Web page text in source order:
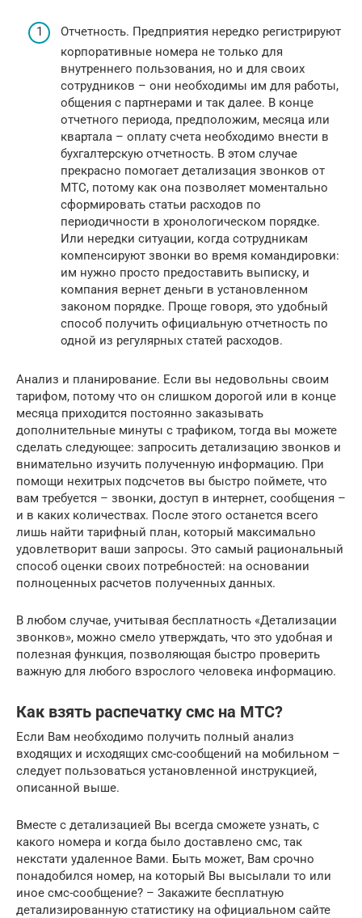
Отчетность. Предприятия нередко регистрируют
корпоративные номера не только для
внутреннего пользования, но и для своих
сотрудников – они необходимы им для работы,
общения с партнерами и так далее. В конце
отчетного периода, предположим, месяца или
квартала – оплату счета необходимо внести в
бухгалтерскую отчетность. В этом случае
прекрасно помогает детализация звонков от
МТС, потому как она позволяет моментально
сформировать статьи расходов по
периодичности в хронологическом порядке.
Или нередки ситуации, когда сотрудникам
компенсируют звонки во время командировки:
им нужно просто предоставить выписку, и
компания вернет деньги в установленном
законом порядке. Проще говоря, это удобный
способ получить официальную отчетность по
одной из регулярных статей расходов.
Анализ и планирование. Если вы недовольны своим
тарифом, потому что он слишком дорогой или в конце
месяца приходится постоянно заказывать
дополнительные минуты с трафиком, тогда вы можете
сделать следующее: запросить детализацию звонков и
внимательно изучить полученную информацию. При
помощи нехитрых подсчетов вы быстро поймете, что
вам требуется – звонки, доступ в интернет, сообщения –
и в каких количествах. После этого останется всего
лишь найти тарифный план, который максимально
удовлетворит ваши запросы. Это самый рациональный
способ оценки своих потребностей: на основании
полноценных расчетов полученных данных.
В любом случае, учитывая бесплатность «Детализации
звонков», можно смело утверждать, что это удобная и
полезная функция, позволяющая быстро проверить
важную для любого взрослого человека информацию.
Как взять распечатку смс на МТС?
Если Вам необходимо получить полный анализ
входящих и исходящих смс-сообщений на мобильном –
следует пользоваться установленной инструкцией,
описанной выше.
Вместе с детализацией Вы всегда сможете узнать, с
какого номера и когда было доставлено смс, так
некстати удаленное Вами. Быть может, Вам срочно
понадобился номер, на который Вы высылали то или
иное смс-сообщение? – Закажите бесплатную
детализированную статистику на официальном сайте